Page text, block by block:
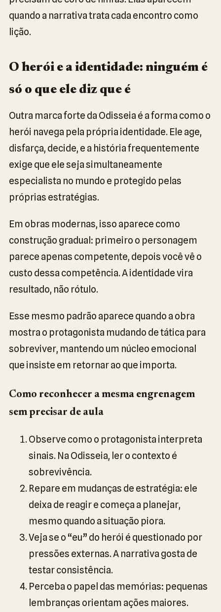
quando a narrativa trata cada encontro como
lição.
O herói e a identidade: ninguém é
só o que ele diz que é
Outra marca forte da Odisseia é a forma como o
herói navega pela própria identidade. Ele age,
disfarça, decide, e a história frequentemente
exige que ele seja simultaneamente
especialista no mundo e protegido pelas
próprias estratégias.
Em obras modernas, isso aparece como
construção gradual: primeiro o personagem
parece apenas competente, depois você vê o
custo dessa competência. A identidade vira
resultado, não rótulo.
Esse mesmo padrão aparece quando a obra
mostra o protagonista mudando de tática para
sobreviver, mantendo um núcleo emocional
que insiste em retornar ao que importa.
Como reconhecer a mesma engrenagem
sem precisar de aula
Observe como o protagonista interpreta
sinais. Na Odisseia, ler o contexto é
sobrevivência.
Repare em mudanças de estratégia: ele
deixa de reagir e começa a planejar,
mesmo quando a situação piora.
Veja se o “eu” do herói é questionado por
pressões externas. A narrativa gosta de
testar consistência.
Perceba o papel das memórias: pequenas
lembranças orientam ações maiores.